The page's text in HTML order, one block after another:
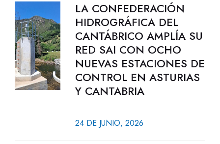
LA CONFEDERACIÓN
HIDROGRÁFICA DEL
CANTÁBRICO AMPLÍA SU
RED SAI CON OCHO
NUEVAS ESTACIONES DE
CONTROL EN ASTURIAS
Y CANTABRIA
24 DE JUNIO, 2026